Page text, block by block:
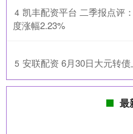
4 凯丰配资平台 二季报点评
度涨幅2.23%
5 安联配资 6月30日大元转
最